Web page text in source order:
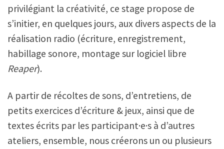
privilégiant la créativité, ce stage propose de
s’initier, en quelques jours, aux divers aspects de la
réalisation radio (écriture, enregistrement,
habillage sonore, montage sur logiciel libre
Reaper).
A partir de récoltes de sons, d’entretiens, de
petits exercices d’écriture & jeux, ainsi que de
textes écrits par les participant·e·s à d’autres
ateliers, ensemble, nous créerons un ou plusieurs